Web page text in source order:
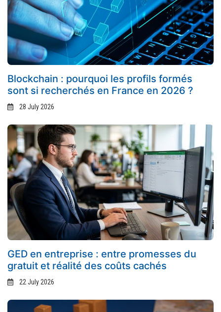
Blockchain : pourquoi les profils formés
sont si recherchés en France en 2026 ?
28 July 2026
GED en entreprise : entre promesses du
gratuit et réalité des coûts cachés
22 July 2026